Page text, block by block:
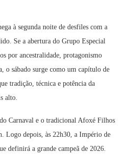
à segunda noite de desfiles com a
Se a abertura do Grupo Especial
por ancestralidade, protagonismo
o sábado surge como um capítulo de
tradição, técnica e potência da
alto.
Carnaval e o tradicional Afoxé Filhos
Logo depois, às 22h30, a Império de
definirá a grande campeã de 2026.